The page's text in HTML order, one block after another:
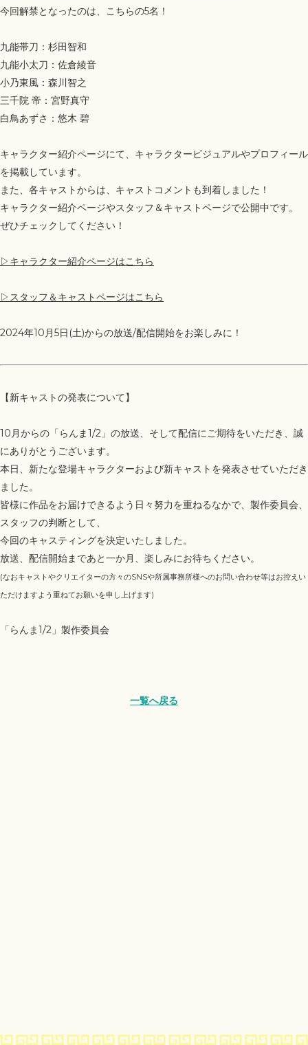
今回解禁となったのは、こちらの5名！
九能帯刀：杉田智和
九能小太刀：佐倉綾音
小乃東風：森川智之
三千院 帝：宮野真守
白鳥あずさ：悠木 碧
キャラクター紹介ページにて、キャラクタービジュアルやプロフィール
を掲載しています。
また、各キャストからは、キャストコメントも到着しました！
キャラクター紹介ページやスタッフ＆キャストページで公開中です。
ぜひチェックしてください！
▷キャラクター紹介ページはこちら
▷スタッフ＆キャストページはこちら
2024年10月5日(土)からの放送/配信開始をお楽しみに！
【新キャストの発表について】
10月からの「らんま1/2」の放送、そして配信にご期待をいただき、誠
にありがとうございます。
本日、新たな登場キャラクターおよび新キャストを発表させていただき
ました。
皆様に作品をお届けできるよう日々努力を重ねるなかで、製作委員会、
スタッフの判断として、
今回のキャスティングを決定いたしました。
放送、配信開始まであと一か月、楽しみにお待ちください。
(なおキャストやクリエイターの方々のSNSや所属事務所様へのお問い合わせ等はお控えい
ただけますよう重ねてお願いを申し上げます)
「らんま1/2」製作委員会
一覧へ戻る